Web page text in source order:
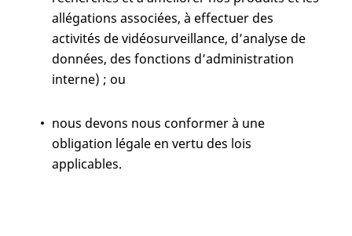
allégations associées, à effectuer des
activités de vidéosurveillance, d’analyse de
données, des fonctions d’administration
interne) ; ou
nous devons nous conformer à une
obligation légale en vertu des lois
applicables.